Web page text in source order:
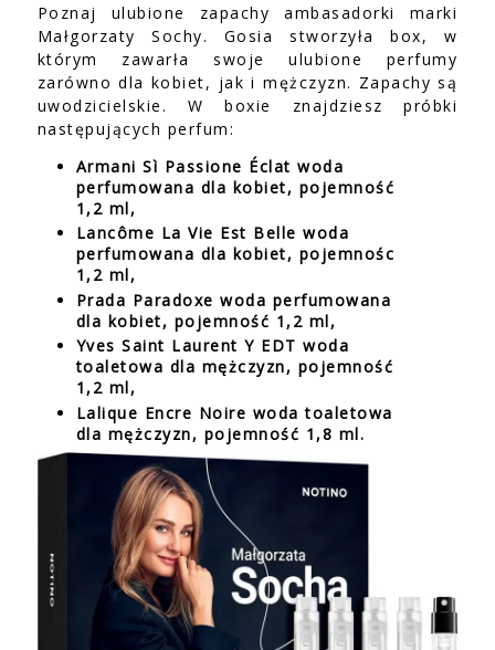
Poznaj ulubione zapachy ambasadorki marki
Małgorzaty Sochy. Gosia stworzyła box, w
którym zawarła swoje ulubione perfumy
zarówno dla kobiet, jak i mężczyzn. Zapachy są
uwodzicielskie. W boxie znajdziesz próbki
następujących perfum:
Armani Sì Passione Éclat woda
perfumowana dla kobiet, pojemność
1,2 ml,
Lancôme La Vie Est Belle woda
perfumowana dla kobiet, pojemnośc
1,2 ml,
Prada Paradoxe woda perfumowana
dla kobiet, pojemność 1,2 ml,
Yves Saint Laurent Y EDT woda
toaletowa dla mężczyzn, pojemność
1,2 ml,
Lalique Encre Noire woda toaletowa
dla mężczyzn, pojemność 1,8 ml.